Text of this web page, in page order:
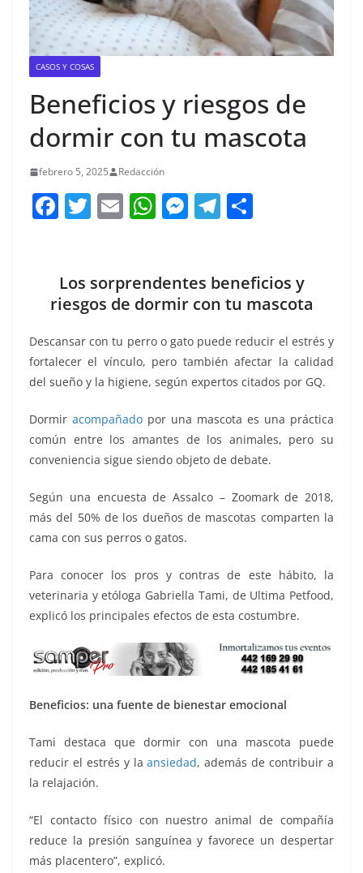
CASOS Y COSAS
Beneficios y riesgos de
dormir con tu mascota
febrero 5, 2025 Redacción
F
e
b
o
o
k
T
er
E
l
W
s
A
p
p
M
e
n
g
er
T
gr
a
m
p
ar
tir
Los sorprendentes beneficios y
riesgos de dormir con tu mascota
Descansar con tu perro o gato puede reducir el estrés y
fortalecer el vínculo, pero también afectar la calidad
del sueño y la higiene, según expertos citados por GQ.
Dormir acompañado por una mascota es una práctica
común entre los amantes de los animales, pero su
conveniencia sigue siendo objeto de debate.
Según una encuesta de Assalco – Zoomark de 2018,
más del 50% de los dueños de mascotas comparten la
cama con sus perros o gatos.
Para conocer los pros y contras de este hábito, la
veterinaria y etóloga Gabriella Tami, de Ultima Petfood,
explicó los principales efectos de esta costumbre.
Beneficios: una fuente de bienestar emocional
Tami destaca que dormir con una mascota puede
reducir el estrés y laansiedad, además de contribuir a
la relajación.
“El contacto físico con nuestro animal de compañía
reduce la presión sanguínea y favorece un despertar
más placentero”, explicó.